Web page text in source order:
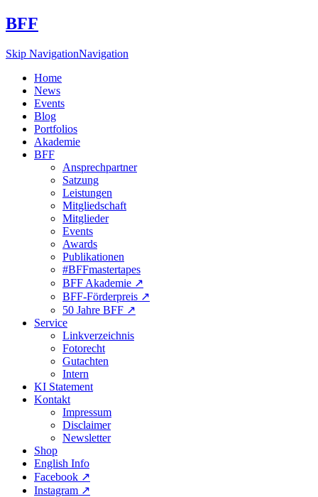
BFF
Skip NavigationNavigation
Home
News
Events
Blog
Portfolios
Akademie
BFF
Ansprechpartner
Satzung
Leistungen
Mitgliedschaft
Mitglieder
Events
Awards
Publikationen
#BFFmastertapes
BFF Akademie ↗︎
BFF-Förderpreis ↗︎
50 Jahre BFF ↗︎
Service
Linkverzeichnis
Fotorecht
Gutachten
Intern
KI Statement
Kontakt
Impressum
Disclaimer
Newsletter
Shop
English Info
Facebook ↗︎
Instagram ↗︎